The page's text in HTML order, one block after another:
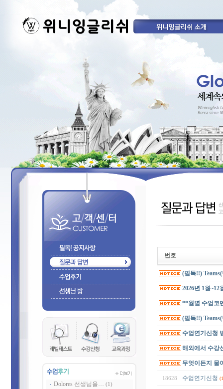
Dolores 선생님을… (1)
번호
(필독!!)
2026년 1월
**월별 수업코
(필독!!)
수업연기신청
해외에서 수강
무엇이든지 물
18628 수업연기신청